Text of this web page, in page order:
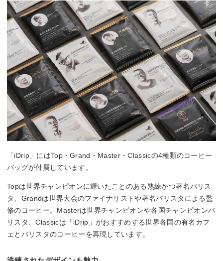
「iDrip」にはTop・Grand・Master・Classicの4種類のコーヒー
バッグが付属しています。
Topは世界チャンピオンに輝いたことのある熟練かつ著名バリス
タ、Grandは世界大会のファイナリストや著名バリスタによる監
修のコーヒー。Masterは世界チャンピオンや各国チャンピオンバ
リスタ、Classicは「iDrip」がおすすめする世界各国の有名カフ
ェとバリスタのコーヒーを再現しています。